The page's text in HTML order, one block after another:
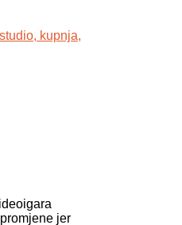
studio, kupnja,
jer